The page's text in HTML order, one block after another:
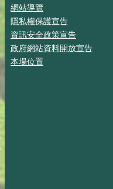
網站導覽
隱私權保護宣告
資訊安全政策宣告
政府網站資料開放宣告
本場位置